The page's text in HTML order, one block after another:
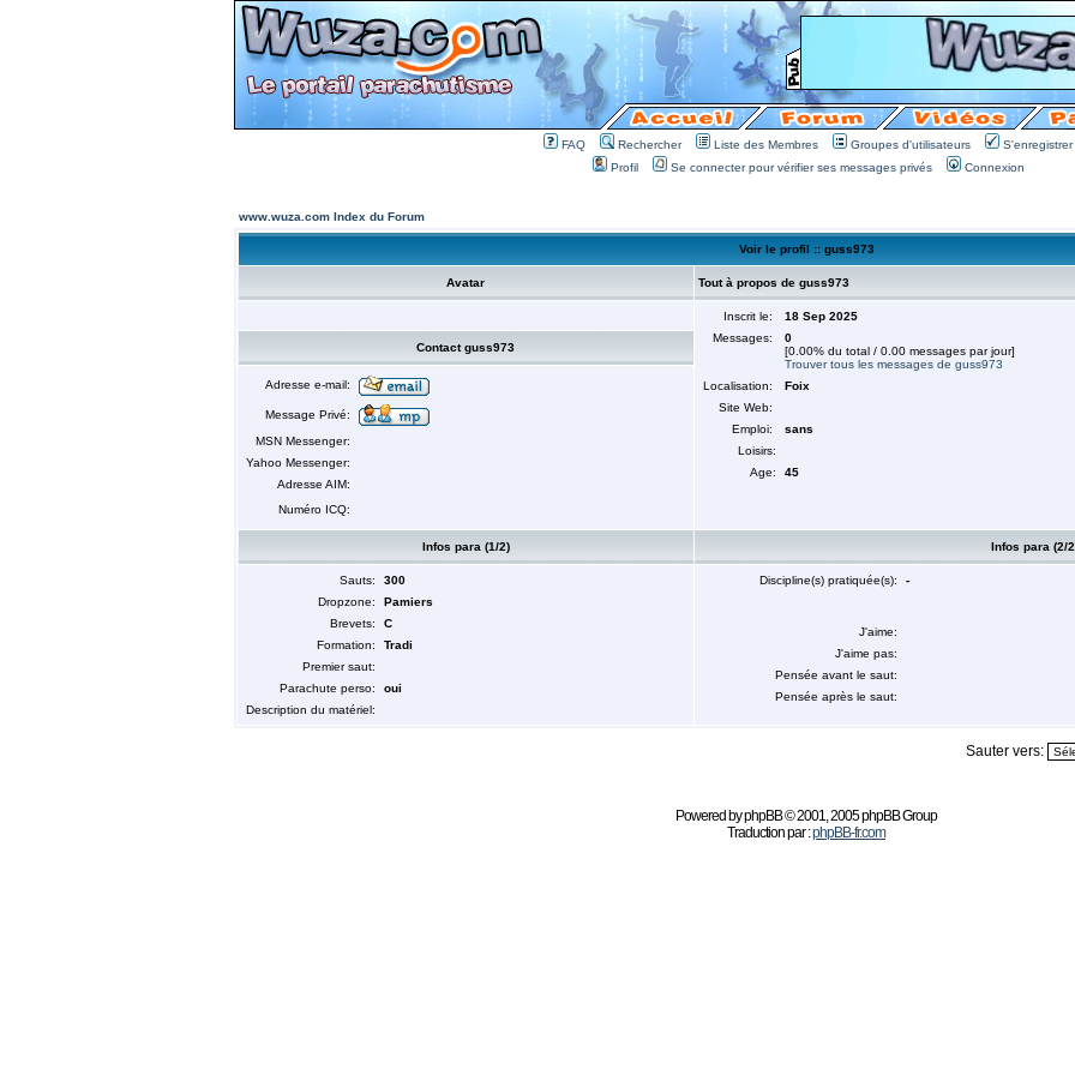
FAQ Rechercher Liste des Membres Groupes d'utilisateurs
S'enregistrer
Profil
Se connecter pour vérifier ses messages privés Connexion
www.wuza.com Index du Forum
Voir le profil :: guss973
Avatar Tout à propos de guss973
Inscrit le:
18 Sep 2025
Messages:
0
[0.00% du total / 0.00 messages par jour]
Trouver tous les messages de guss973
Localisation:
Foix
Site Web:
Emploi:
sans
Loisirs:
Age:
45
Contact guss973
Adresse e-mail:
Message Privé:
MSN Messenger:
Yahoo Messenger:
Adresse AIM:
Numéro ICQ:
Infos para (1/2) Infos para (2/
Sauts:
300
Dropzone:
Pamiers
Brevets:
C
Formation:
Tradi
Premier saut:
Parachute perso:
oui
Description du matériel:
Discipline(s) pratiquée(s): -
J'aime:
J'aime pas:
Pensée avant le saut:
Pensée après le saut:
Sauter vers:
Powered byphpBB© 2001, 2005 phpBB Group
Traduction par :phpBB-fr.com